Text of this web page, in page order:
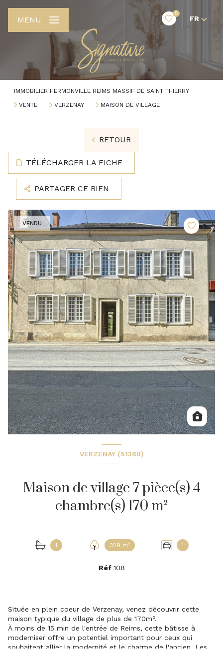
0
FR
MENU
IMMOBILIER HERMONVILLE REIMS MASSIF DE SAINT THIERRY
VENTE
VERZENAY MAISON DE VILLAGE
RETOUR
TÉLÉCHARGER LA FICHE
PARTAGER CE BIEN
VENDU
VERZENAY (51360)
Maison de village 7 pièce(s) 4
chambre(s) 170 m²
1 329 m² 1
Réf 108
Située en plein coeur de Verzenay, venez découvrir cette
maison typique du village de plus de 170m².
À moins de 15 min de l'entrée de Reims, cette bâtisse à
moderniser offre un potentiel important pour ceux qui
souhaitent allier la modernité et le charme de l'ancien. Les